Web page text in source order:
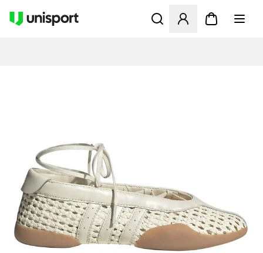
Öppnar en Modal för att